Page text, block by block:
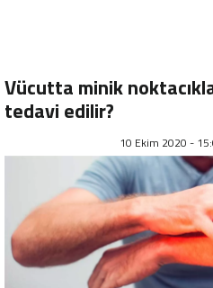
Vücutta minik
tedavi edilir?
10 Ekim 2020 -